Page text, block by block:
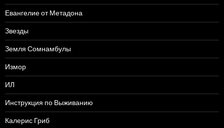
Евангелие от Метадона
Звезды
Земля Сомнамбулы
Измор
ИЛ
Инструкция по Выживанию
Калерис Гриб